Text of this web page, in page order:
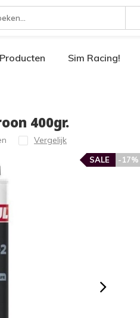
Sim Racing!
400gr.
Vergelijk
-17%
SALE